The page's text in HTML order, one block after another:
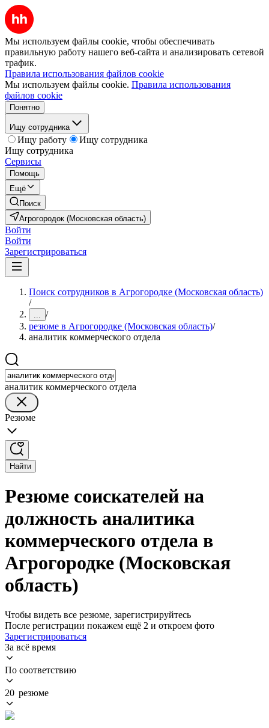
Мы используем файлы cookie, чтобы обеспечивать
правильную работу нашего веб-сайта и анализировать сетевой
трафик.
Правила использования файлов cookie
Мы используем файлы cookie. Правила использования
файлов cookie
Понятно
Ищу сотрудника
Ищу работу
Ищу сотрудника
Ищу сотрудника
Сервисы
Помощь
Ещё
Поиск
Агрогородок (Московская область)
Войти
Войти
Зарегистрироваться
Поиск сотрудников в Агрогородке (Московская область)
/
... /
резюме в Агрогородке (Московская область)/
аналитик коммерческого отдела
аналитик коммерческого отдела
Резюме
Найти
Резюме соискателей на
должность аналитика
коммерческого отдела в
Агрогородке (Московская
область)
Чтобы видеть все резюме, зарегистрируйтесь
После регистрации покажем ещё 2 и откроем фото
Зарегистрироваться
За всё время
По соответствию
20 резюме